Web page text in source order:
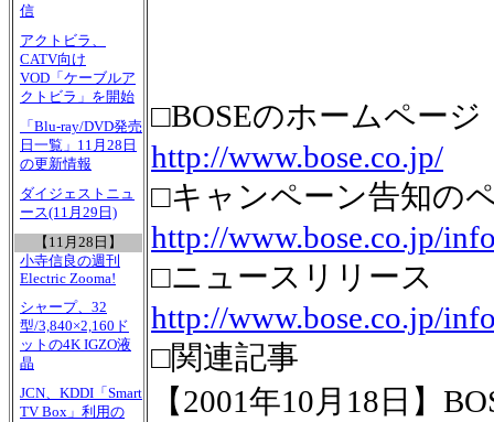
信
アクトビラ、
CATV向け
VOD「ケーブルア
クトビラ」を開始
「Blu-ray/DVD発売
日一覧」11月28日
の更新情報
ダイジェストニュ
ース(11月29日)
【11月28日】
小寺信良の週刊
Electric Zooma!
シャープ、32
型/3,840×2,160ド
ットの4K IGZO液
晶
JCN、KDDI「Smart
TV Box」利用の
□BOSEのホームページ
http://www.bose.co.jp/
□キャンペーン告知の
http://www.bose.co.jp/
□ニュースリリース
http://www.bose.co.jp/
□関連記事
【2001年10月18日】